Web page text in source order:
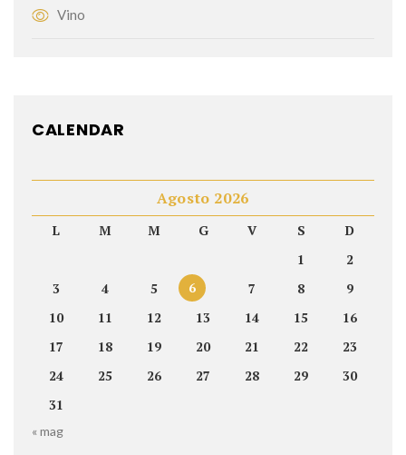
Vino
CALENDAR
Agosto 2026
L M M G V S
D
1
2
3
4 5 6 7 8
9
10
11 12 13 14 15
16
17
18 19 20 21 22
23
24
25 26 27 28 29
30
31
« mag